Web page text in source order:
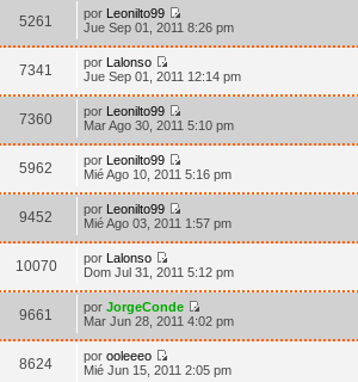
5261 por Leonilto99
Jue Sep 01, 2011 8:26 pm
7341 por Lalonso
Jue Sep 01, 2011 12:14 pm
7360 por Leonilto99
Mar Ago 30, 2011 5:10 pm
5962 por Leonilto99
Mié Ago 10, 2011 5:16 pm
9452 por Leonilto99
Mié Ago 03, 2011 1:57 pm
10070 por Lalonso
Dom Jul 31, 2011 5:12 pm
9661 por JorgeConde
Mar Jun 28, 2011 4:02 pm
8624 por ooleeeo
Mié Jun 15, 2011 2:05 pm